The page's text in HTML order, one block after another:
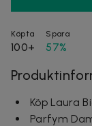
Köpta
100+
Spara
57%
Köp Laura
Parfym